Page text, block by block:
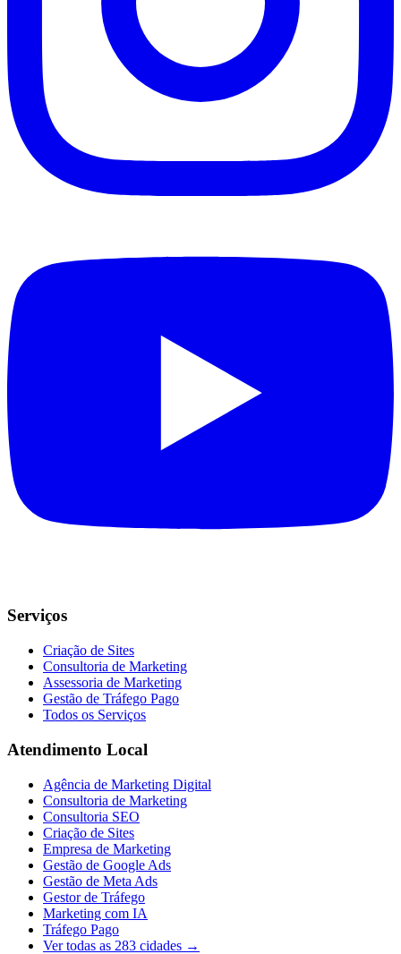
Serviços
Criação de Sites
Consultoria de Marketing
Assessoria de Marketing
Gestão de Tráfego Pago
Todos os Serviços
Atendimento Local
Agência de Marketing Digital
Consultoria de Marketing
Consultoria SEO
Criação de Sites
Empresa de Marketing
Gestão de Google Ads
Gestão de Meta Ads
Gestor de Tráfego
Marketing com IA
Tráfego Pago
Ver todas as 283 cidades →